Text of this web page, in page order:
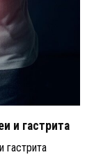
и гастрита
гастрита